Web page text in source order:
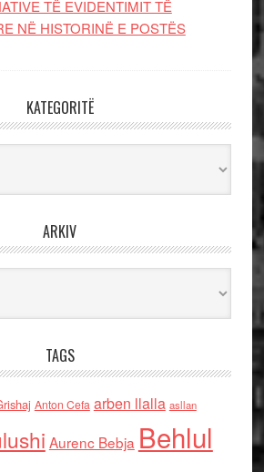
TË EVIDENTIMIT TË
NË HISTORINË E POSTËS
KATEGORITË
ARKIV
TAGS
Anton Cefa arben llalla asllan
Aurenc Bebja Behlul